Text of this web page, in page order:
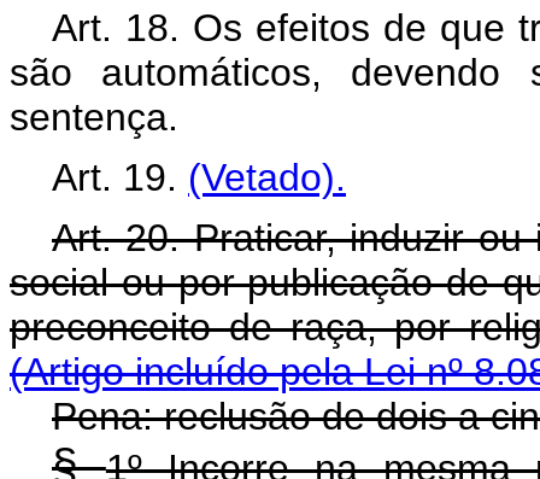
Art. 18. Os efeitos de que
são automáticos, devendo
sentença.
Art. 19. (Vetado).
Art. 20. Praticar, induzir
social ou por publicação de
preconceito de raça, por
(Artigo incluído pela Lei nº
Pena: reclusão de dois a
§1º Incorre na mesma